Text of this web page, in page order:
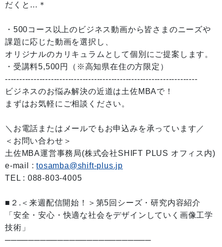
だくと…＊
・500コース以上のビジネス動画から皆さまのニーズや
課題に応じた動画を選択し、
オリジナルのカリキュラムとして個別にご提案します。
・受講料5,500円（※高知県在住の方限定）
-------------------------------------------------------------------
ビジネスのお悩み解決の近道は土佐MBAで！
まずはお気軽にご相談ください。
＼お電話またはメールでもお申込みを承っています／
＜お問い合わせ＞
土佐MBA運営事務局(株式会社SHIFT PLUS オフィス内)
e-mail :tosamba@shift-plus.jp
TEL : 088-803-4005
■２.＜来週配信開始！＞第5回シーズ・研究内容紹介
「安全・安心・快適な社会をデザインしていく画像工学
技術」
─────────────────────────